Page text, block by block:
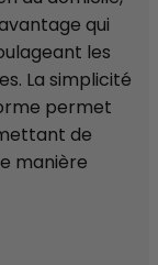
qui
les
La simplicité
permet
de
manière